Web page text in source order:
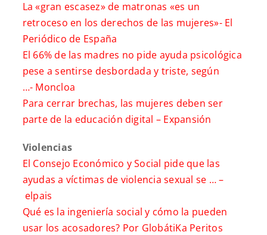
La «gran escasez» de matronas «es un
retroceso en los derechos de las mujeres»- El
Periódico de España
El 66% de las madres no pide ayuda psicológica
pese a sentirse desbordada y triste, según
…- Moncloa
Para cerrar brechas, las mujeres deben ser
parte de la educación digital – Expansión
Violencias
El Consejo Económico y Social pide que las
ayudas a víctimas de violencia sexual se … –
elpais
Qué es la ingeniería social y cómo la pueden
usar los acosadores? Por GlobátiKa Peritos